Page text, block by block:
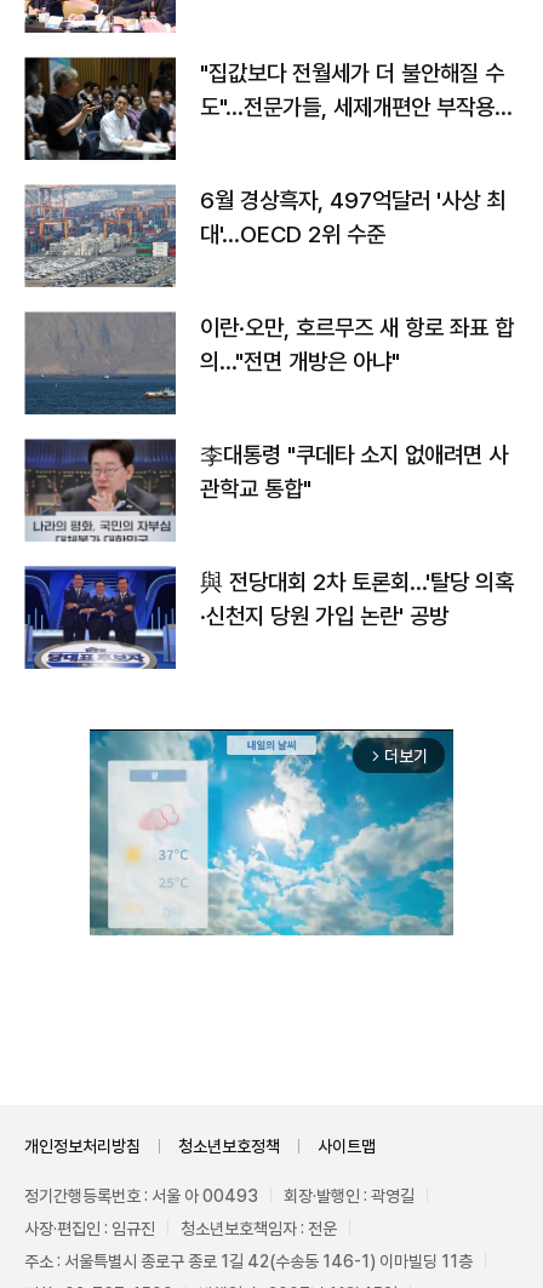
"집값보다 전월세가 더 불안해질 수
도"…전문가들, 세제개편안 부작용
6월 경상흑자, 497억달러 '사상 최
대'…OECD 2위 수준
이란·오만, 호르무즈 새 항로 좌표 합
의…"전면 개방은 아냐"
李대통령 "쿠데타 소지 없애려면 사
관학교 통합"
與 전당대회 2차 토론회…'탈당 의혹
·신천지 당원 가입 논란' 공방
arrow_forward_ios 더보기
개인정보처리방침 청소년보호정책 사이트맵
정기간행등록번호 : 서울 아 00493
회장·발행인 : 곽영길
사장·편집인 : 임규진
청소년보호책임자 : 전운
주소 : 서울특별시 종로구 종로 1길 42(수송동 146-1) 이마빌딩 11층